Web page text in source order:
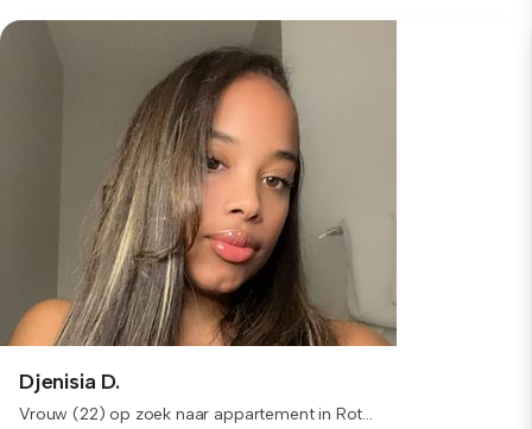
Djenisia D.
Vrouw (22) op zoek naar appartement in Rot...